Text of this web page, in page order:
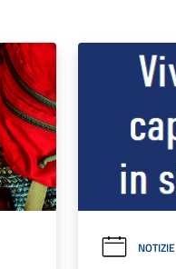
NOTIZIE